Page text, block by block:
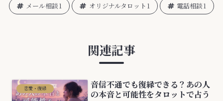
メール相談1 オリジナルタロット 1 電話相談1
関連記事
恋愛・復縁
音信不通でも復縁できる？あの人
の本音と可能性をタロットで占う